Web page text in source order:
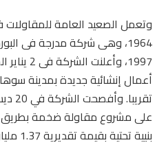
وتعمل الصعيد العامة
1964، وهى شركة مدرجة فى
1997،
على مشروع مقاولة ضخمة بطريق
بنيية تحتية بقيمة تقديرية 1.37 مليار جنيه.